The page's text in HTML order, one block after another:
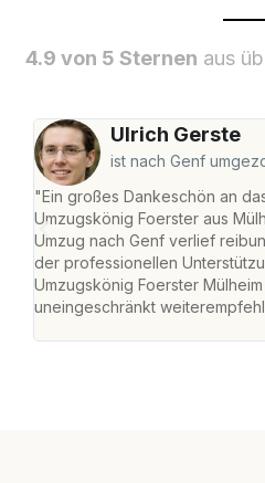
4.9 von 5 Sternen aus
Ulrich Gerste
ist nach Genf
"Ein großes Dankeschön an
Umzugskönig Foerster aus
Umzug nach Genf verlief
der professionellen
Umzugskönig Foerster
uneingeschränkt